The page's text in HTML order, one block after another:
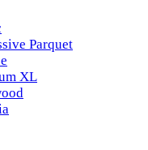
Parquet
XL